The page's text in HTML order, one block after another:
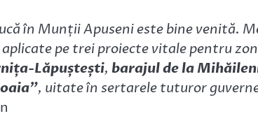
în Munții Apuseni este bine venită.
pe trei proiecte vitale pentru
Lăpuștești, barajul de la
, uitate în sertarele tuturor